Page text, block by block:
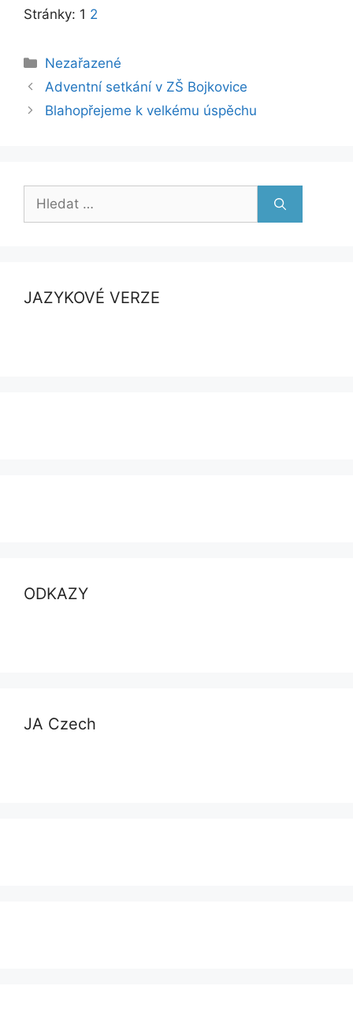
Stránky: 1 2
Rubriky
Nezařazené
Adventní setkání v ZŠ Bojkovice
Blahopřejeme k velkému úspěchu
Hledat:
JAZYKOVÉ VERZE
ODKAZY
JA Czech